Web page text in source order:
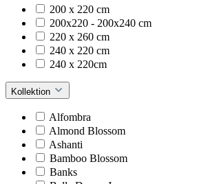
200 x 220 cm
200x220 - 200x240 cm
220 x 260 cm
240 x 220 cm
240 x 220cm
Kollektion
Alfombra
Almond Blossom
Ashanti
Bamboo Blossom
Banks